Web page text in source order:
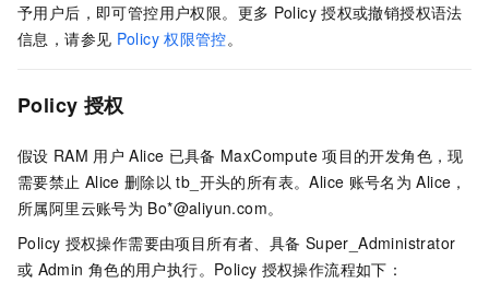
予用户后，即可管控用户权限。更多 Policy 授权或撤销授权语法
信息，请参见 Policy 权限管控。
Policy 授权
假设 RAM 用户 Alice 已具备 MaxCompute 项目的开发角色，现
需要禁止 Alice 删除以 tb_开头的所有表。Alice 账号名为 Alice，
所属阿里云账号为 Bo*@aliyun.com。
Policy 授权操作需要由项目所有者、具备 Super_Administrator
或 Admin 角色的用户执行。Policy 授权操作流程如下：